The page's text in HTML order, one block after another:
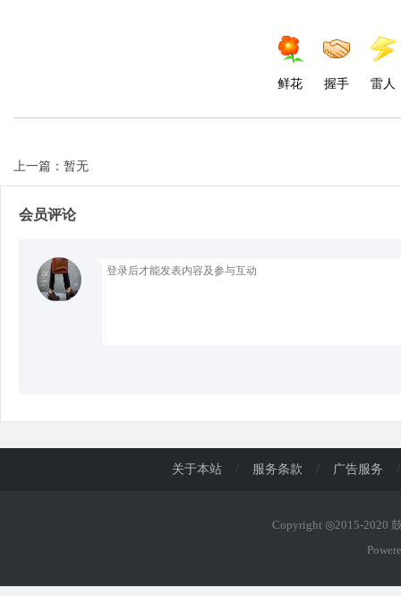
鲜花 握手 雷人
上一篇：暂无
会员评论
关于本站 / 服务条款 / 广告服务 /
Copyright ◎2015-2020